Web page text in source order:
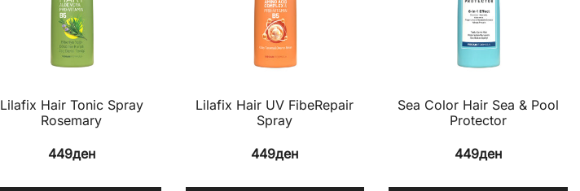
Lilafix Hair Tonic Spray
Rosemary
449ден
Lilafix Hair UV FibeRepair
Spray
449ден
Sea Color Hair Sea & Pool
Protector
449ден